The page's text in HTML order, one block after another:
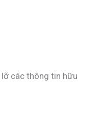
các thông tin hữu